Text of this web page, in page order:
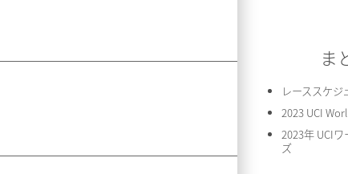
ま
レーススケ
2023 UCI
2023年 UCI
ズ